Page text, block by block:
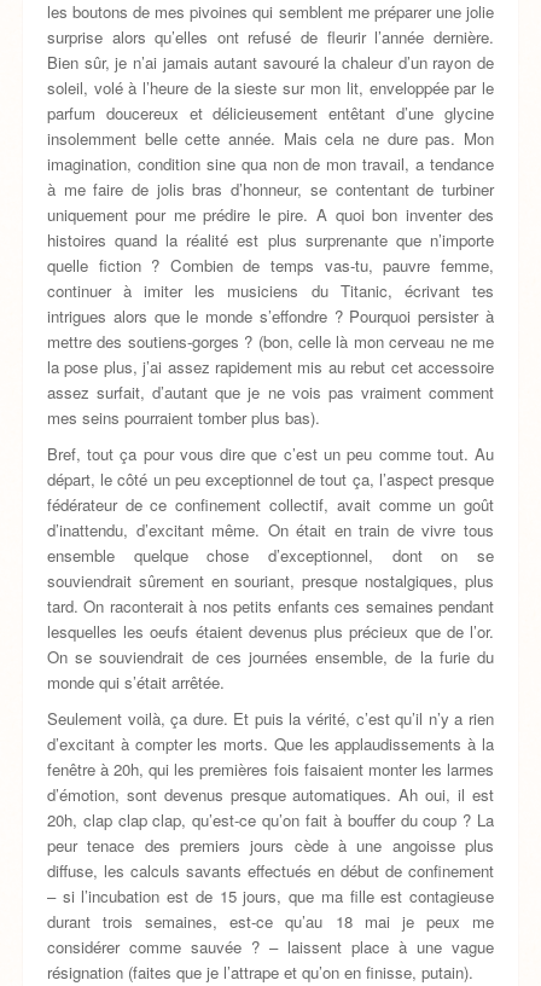
les boutons de mes pivoines qui semblent me préparer une jolie
surprise alors qu’elles ont refusé de fleurir l’année dernière.
Bien sûr, je n’ai jamais autant savouré la chaleur d’un rayon de
soleil, volé à l’heure de la sieste sur mon lit, enveloppée par le
parfum doucereux et délicieusement entêtant d’une glycine
insolemment belle cette année. Mais cela ne dure pas. Mon
imagination, condition sine qua non de mon travail, a tendance
à me faire de jolis bras d’honneur, se contentant de turbiner
uniquement pour me prédire le pire. A quoi bon inventer des
histoires quand la réalité est plus surprenante que n’importe
quelle fiction ? Combien de temps vas-tu, pauvre femme,
continuer à imiter les musiciens du Titanic, écrivant tes
intrigues alors que le monde s’effondre ? Pourquoi persister à
mettre des soutiens-gorges ? (bon, celle là mon cerveau ne me
la pose plus, j’ai assez rapidement mis au rebut cet accessoire
assez surfait, d’autant que je ne vois pas vraiment comment
mes seins pourraient tomber plus bas).
Bref, tout ça pour vous dire que c’est un peu comme tout. Au
départ, le côté un peu exceptionnel de tout ça, l’aspect presque
fédérateur de ce confinement collectif, avait comme un goût
d’inattendu, d’excitant même. On était en train de vivre tous
ensemble quelque chose d’exceptionnel, dont on se
souviendrait sûrement en souriant, presque nostalgiques, plus
tard. On raconterait à nos petits enfants ces semaines pendant
lesquelles les oeufs étaient devenus plus précieux que de l’or.
On se souviendrait de ces journées ensemble, de la furie du
monde qui s’était arrêtée.
Seulement voilà, ça dure. Et puis la vérité, c’est qu’il n’y a rien
d’excitant à compter les morts. Que les applaudissements à la
fenêtre à 20h, qui les premières fois faisaient monter les larmes
d’émotion, sont devenus presque automatiques. Ah oui, il est
20h, clap clap clap, qu’est-ce qu’on fait à bouffer du coup ? La
peur tenace des premiers jours cède à une angoisse plus
diffuse, les calculs savants effectués en début de confinement
– si l’incubation est de 15 jours, que ma fille est contagieuse
durant trois semaines, est-ce qu’au 18 mai je peux me
considérer comme sauvée ? – laissent place à une vague
résignation (faites que je l’attrape et qu’on en finisse, putain).